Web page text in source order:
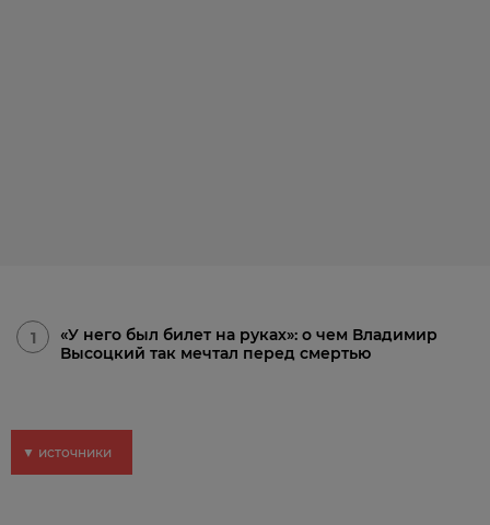
1
«У него был билет на руках»: о чем Владимир
Высоцкий так мечтал перед смертью
▼ источники